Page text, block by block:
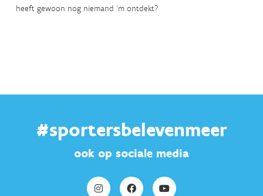
heeft gewoon nog niemand ‘m ontdekt?
#sportersbelevenmeer
ook op sociale media